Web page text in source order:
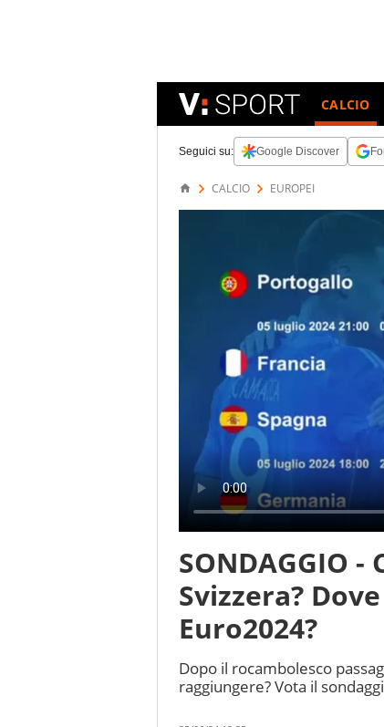
CALCIO
Seguici su: Google Discover
CALCIO EUROPEI
SONDAGGIO
Svizzera?
Euro2024?
Dopo il rocambolesco
raggiungere? Vota il